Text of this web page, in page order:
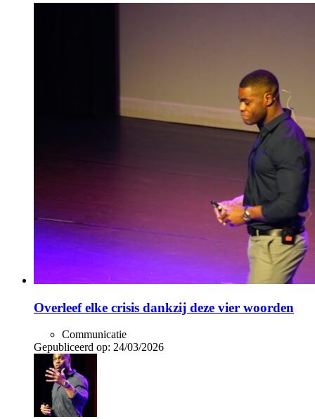
Overleef elke crisis dankzij deze vier woorden
Communicatie
Gepubliceerd op: 24/03/2026